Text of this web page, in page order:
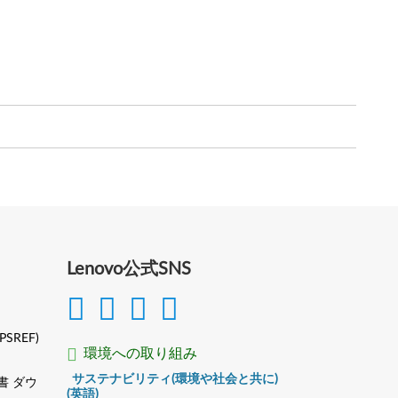
Lenovo公式SNS
環境への取り組み
サステナビリティ(環境や社会と共に)
(英語)
ダウ